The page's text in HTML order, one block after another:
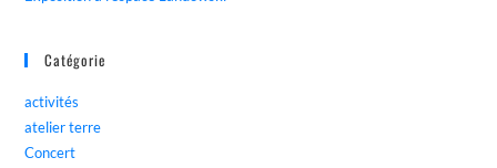
Catégorie
activités
atelier terre
Concert